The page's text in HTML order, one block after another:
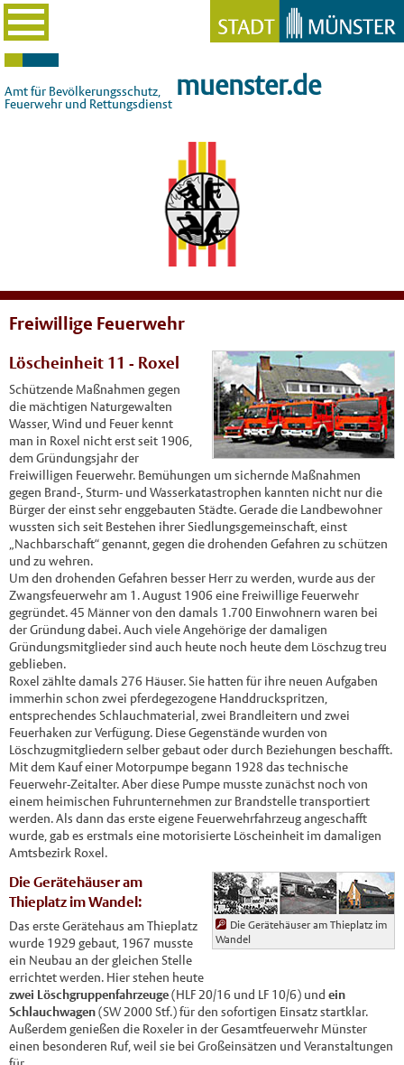
Amt für Bevölkerungsschutz,
Feuerwehr und Rettungsdienst
muenster.de
Freiwillige Feuerwehr
Löscheinheit 11 - Roxel
Schützende Maßnahmen gegen
die mächtigen Naturgewalten
Wasser, Wind und Feuer kennt
man in Roxel nicht erst seit 1906,
dem Gründungsjahr der
Freiwilligen Feuerwehr. Bemühungen um sichernde Maßnahmen
gegen Brand-, Sturm- und Wasserkatastrophen kannten nicht nur die
Bürger der einst sehr enggebauten Städte. Gerade die Landbewohner
wussten sich seit Bestehen ihrer Siedlungsgemeinschaft, einst
„Nachbarschaft“ genannt, gegen die drohenden Gefahren zu schützen
und zu wehren.
Um den drohenden Gefahren besser Herr zu werden, wurde aus der
Zwangsfeuerwehr am 1. August 1906 eine Freiwillige Feuerwehr
gegründet. 45 Männer von den damals 1.700 Einwohnern waren bei
der Gründung dabei. Auch viele Angehörige der damaligen
Gründungsmitglieder sind auch heute noch heute dem Löschzug treu
geblieben.
Roxel zählte damals 276 Häuser. Sie hatten für ihre neuen Aufgaben
immerhin schon zwei pferdegezogene Handdruckspritzen,
entsprechendes Schlauchmaterial, zwei Brandleitern und zwei
Feuerhaken zur Verfügung. Diese Gegenstände wurden von
Löschzugmitgliedern selber gebaut oder durch Beziehungen beschafft.
Mit dem Kauf einer Motorpumpe begann 1928 das technische
Feuerwehr-Zeitalter. Aber diese Pumpe musste zunächst noch von
einem heimischen Fuhrunternehmen zur Brandstelle transportiert
werden. Als dann das erste eigene Feuerwehrfahrzeug angeschafft
wurde, gab es erstmals eine motorisierte Löscheinheit im damaligen
Amtsbezirk Roxel.
Die Gerätehäuser am Thieplatz im
Wandel
Die Gerätehäuser am
Thieplatz im Wandel:
Das erste Gerätehaus am Thieplatz
wurde 1929 gebaut, 1967 musste
ein Neubau an der gleichen Stelle
errichtet werden. Hier stehen heute
zwei Löschgruppenfahrzeuge(HLF 20/16 und LF 10/6) und ein
Schlauchwagen(SW 2000 Stf.) für den sofortigen Einsatz startklar.
Außerdem genießen die Roxeler in der Gesamtfeuerwehr Münster
einen besonderen Ruf, weil sie bei Großeinsätzen und Veranstaltungen